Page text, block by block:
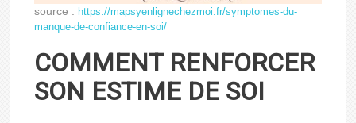
source : https://mapsyenlignechezmoi.fr/symptomes-du-
manque-de-confiance-en-soi/
COMMENT RENFORCER
SON ESTIME DE SOI